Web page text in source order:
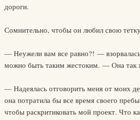
дороги.
Сомнительно, чтобы он любил свою
— Неужели вам все равно?! —
можно быть таким жестоким. — Она так
— Надеялась отговорить меня от моих
она потратила бы все время своего
чтобы раскритиковать мой проект. Что